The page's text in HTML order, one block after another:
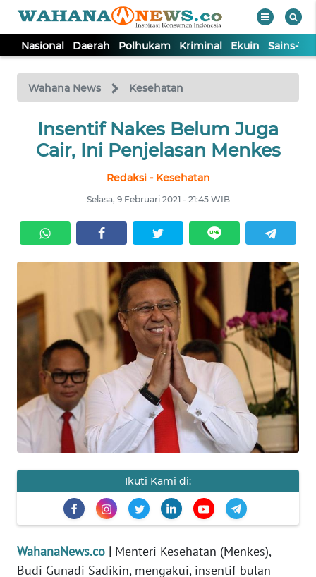
Nasional Daerah Polhukam Kriminal Ekuin Sains-
Wahana News Kesehatan
Insentif Nakes Belum Juga
Cair, Ini Penjelasan Menkes
Redaksi - Kesehatan
Selasa, 9 Februari 2021 - 21:45 WIB
Ikuti Kami di:
WahanaNews.co | Menteri Kesehatan (Menkes),
Budi Gunadi Sadikin, mengakui, insentif bulan
TV
Tutup
NASIONAL
KRIMINAL
SAINS-TEKNO
KESEHATAN
INTERNASIONAL
SERBA-SERBI
OLAHRAGA
OPINI